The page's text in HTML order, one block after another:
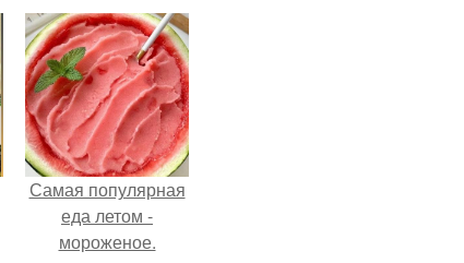
Самая популярная
еда летом -
мороженое.